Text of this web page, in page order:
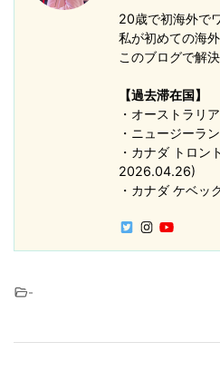
20歳で初海外で
私が初めての海
このブログで解
【過去滞在国】
・オーストラリア
・ニュージーラ
・カナダ トロ
2026.04.26)
・カナダ ケベッ
-